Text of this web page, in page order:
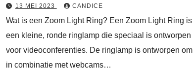
13 MEI 2023 CANDICE
Wat is een Zoom Light Ring? Een Zoom Light Ring is
een kleine, ronde ringlamp die speciaal is ontworpen
voor videoconferenties. De ringlamp is ontworpen om
in combinatie met webcams…